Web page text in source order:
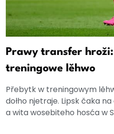
Prawy transfer
treningowe lěhwo
Přebytk w treningowym
dołho njetraje. Lipsk čaka
a wita wosebiteho hosća w